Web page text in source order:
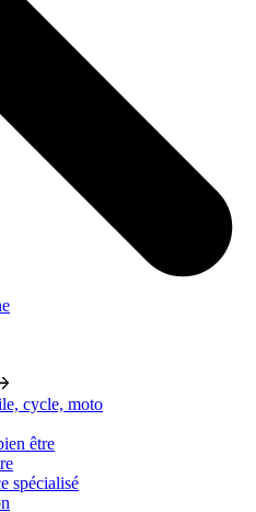
cycle, moto
être
spécialisé